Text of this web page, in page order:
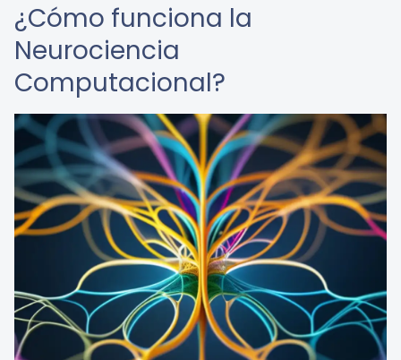
¿Cómo funciona la
Neurociencia
Computacional?